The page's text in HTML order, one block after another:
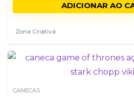
ADICIONAR AO
Zona Criativa
CANECAS